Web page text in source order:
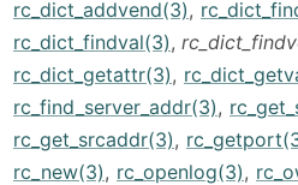
rc_dict_addvend(3),
rc_dict_findval(3),
rc_dict_getattr(3),
rc_find_server_addr(3),
rc_get_srcaddr(3),
rc_new(3), rc_openlog(3),